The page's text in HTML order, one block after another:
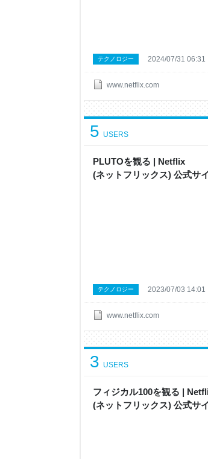
www.netflix.com
テクノロジー 2024/07/31 06:31
PLUTO を観 る | Netflix
( ネ ッ ト フ リ ッ ク ス ) 公 式サ
5 USERS
www.netflix.com
テクノロジー 2023/07/03 14:01
フィジカル100 を観 る |
( ネ ッ ト フ リ ッ ク ス ) 公 式サ
3 USERS